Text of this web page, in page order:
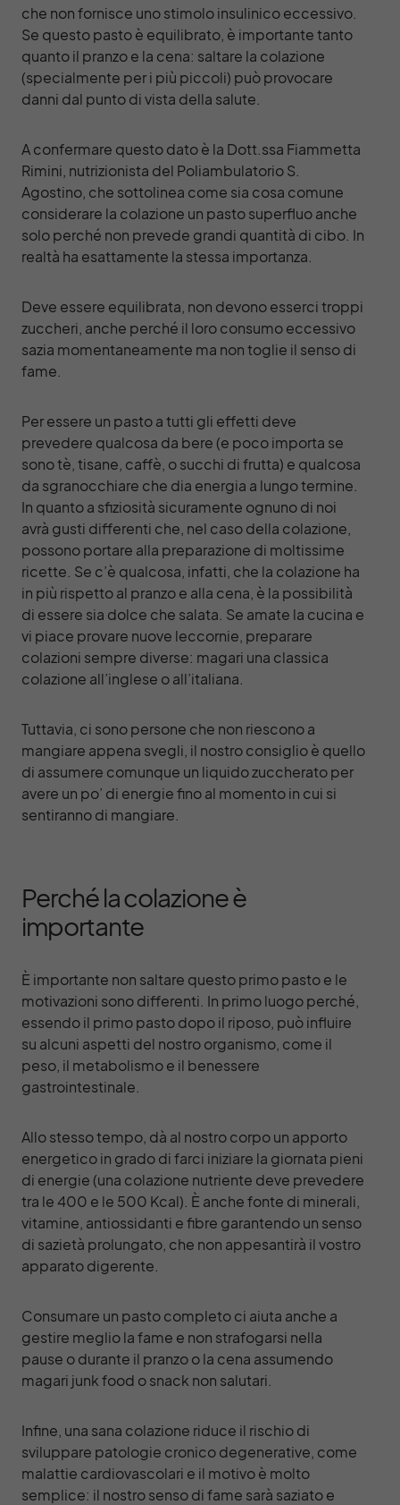
che non fornisce uno stimolo insulinico eccessivo.
Se questo pasto è equilibrato, è importante tanto
quanto il pranzo e la cena: saltare la colazione
(specialmente per i più piccoli) può provocare
danni dal punto di vista della salute.
A confermare questo dato è la Dott.ssa Fiammetta
Rimini, nutrizionista del Poliambulatorio S.
Agostino, che sottolinea come sia cosa comune
considerare la colazione un pasto superfluo anche
solo perché non prevede grandi quantità di cibo. In
realtà ha esattamente la stessa importanza.
Deve essere equilibrata, non devono esserci troppi
zuccheri, anche perché il loro consumo eccessivo
sazia momentaneamente ma non toglie il senso di
fame.
Per essere un pasto a tutti gli effetti deve
prevedere qualcosa da bere (e poco importa se
sono tè, tisane, caffè, o succhi di frutta) e qualcosa
da sgranocchiare che dia energia a lungo termine.
In quanto a sfiziosità sicuramente ognuno di noi
avrà gusti differenti che, nel caso della colazione,
possono portare alla preparazione di moltissime
ricette. Se c’è qualcosa, infatti, che la colazione ha
in più rispetto al pranzo e alla cena, è la possibilità
di essere sia dolce che salata. Se amate la cucina e
vi piace provare nuove leccornie, preparare
colazioni sempre diverse: magari una classica
colazione all’inglese o all’italiana.
Tuttavia, ci sono persone che non riescono a
mangiare appena svegli, il nostro consiglio è quello
di assumere comunque un liquido zuccherato per
avere un po’ di energie fino al momento in cui si
sentiranno di mangiare.
Perché la colazione è
importante
È importante non saltare questo primo pasto e le
motivazioni sono differenti. In primo luogo perché,
essendo il primo pasto dopo il riposo, può influire
su alcuni aspetti del nostro organismo, come il
peso, il metabolismo e il benessere
gastrointestinale.
Allo stesso tempo, dà al nostro corpo un apporto
energetico in grado di farci iniziare la giornata pieni
di energie (una colazione nutriente deve prevedere
tra le 400 e le 500 Kcal). È anche fonte di minerali,
vitamine, antiossidanti e fibre garantendo un senso
di sazietà prolungato, che non appesantirà il vostro
apparato digerente.
Consumare un pasto completo ci aiuta anche a
gestire meglio la fame e non strafogarsi nella
pause o durante il pranzo o la cena assumendo
magari junk food o snack non salutari.
Infine, una sana colazione riduce il rischio di
sviluppare patologie cronico degenerative, come
malattie cardiovascolari e il motivo è molto
semplice: il nostro senso di fame sarà saziato e